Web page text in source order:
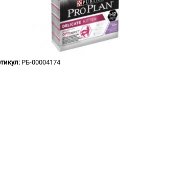
РБ-00004174